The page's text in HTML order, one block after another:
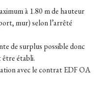
à 1.80 m de hauteur
mur) selon l’arrêté
de surplus possible donc
établi.
avec le contrat EDF OA